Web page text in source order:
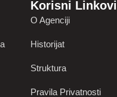
Korisni Linkovi
O Agenciji
Historijat
Struktura
Pravila Privatnosti